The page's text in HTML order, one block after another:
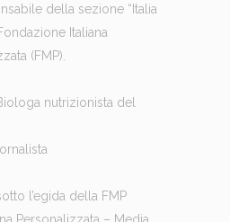
della sezione “Italia
Italiana
(FMP).
nutrizionista del
l’egida della FMP
Personalizzata – Media